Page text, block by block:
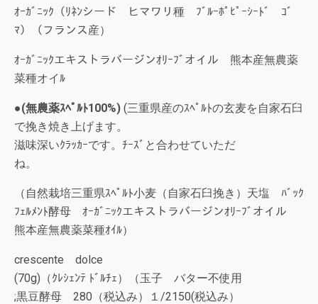
ｵｰｶﾞﾆｯｸ（ﾘﾈﾝシード ヒマワリ種 ﾌﾞﾙｰﾎﾟﾋﾟｰｼｰﾄﾞ ｺﾞ
ﾏ）（フランス産）
ｵｰｶﾞﾆｯｸエキストラバージンｵﾘｰﾌﾞオイル 熊本産無農薬
菜種オイﾙ
●(無農薬ｽﾍﾟﾙﾄ100%) (三重県産のｽﾍﾟﾙﾄの玄麦を自家石臼
で挽き焼き上げます。
滋味深いｸﾗｯｶｰです。ﾁｰｽﾞと合わせていただ
ね。
（自然栽培三重県ｽﾍﾟﾙﾄ小麦（自家石臼挽き）天塩 ﾊﾞｯｸ
ﾌｪﾙﾒﾝﾄ酵母 ｵｰｶﾞﾆｯｸエキストラバージンｵﾘｰﾌﾞオイル
熊本産無農薬菜種ｵｲﾙ）
crescente dolce
(70g)（ｸﾚｼｪﾝﾃ ﾄﾞﾙﾁｪ）（玉子 バター不使用
;黒豆酵母 280（税込み）１/2150(税込み）